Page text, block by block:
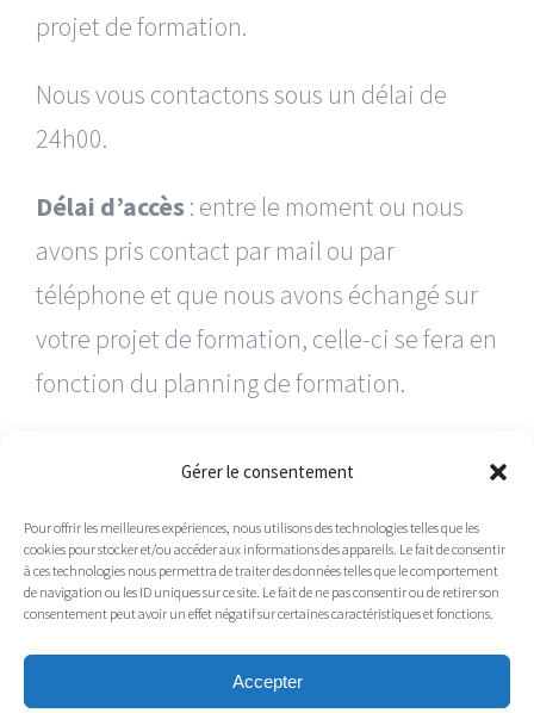
Gérer le consentement
Pour offrir les meilleures expériences, nous utilisons des technologies telles que les
cookies pour stocker et/ou accéder aux informations des appareils. Le fait de consentir
à ces technologies nous permettra de traiter des données telles que le comportement
de navigation ou les ID uniques sur ce site. Le fait de ne pas consentir ou de retirer son
consentement peut avoir un effet négatif sur certaines caractéristiques et fonctions.
Accepter
projet de formation.
Nous vous contactons sous un délai de
24h00.
Délai d’accès: entre le moment ou nous
avons pris contact par mail ou par
téléphone et que nous avons échangé sur
votre projet de formation, celle-ci se fera en
fonction du planning de formation.
ainsi que de mise en situation.
Nous sommes certifiés QUALIOPI